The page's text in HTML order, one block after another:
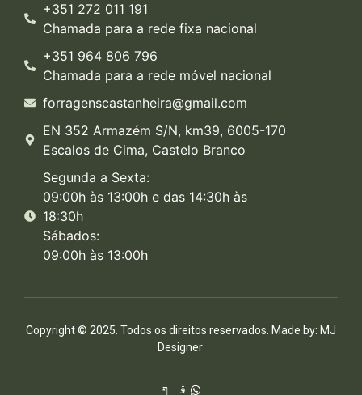
+351 272 011 191
Chamada para a rede fixa nacional
+351 964 806 796
Chamada para a rede móvel nacional
forragenscastanheira@gmail.com
EN 352 Armazém S/N, km39, 6005-170
Escalos de Cima, Castelo Branco
Segunda a Sexta:
09:00h às 13:00h e das 14:30h às
18:30h
Sábados:
09:00h às 13:00h
Copyright © 2025. Todos os direitos reservados. Made by: MJ
Designer